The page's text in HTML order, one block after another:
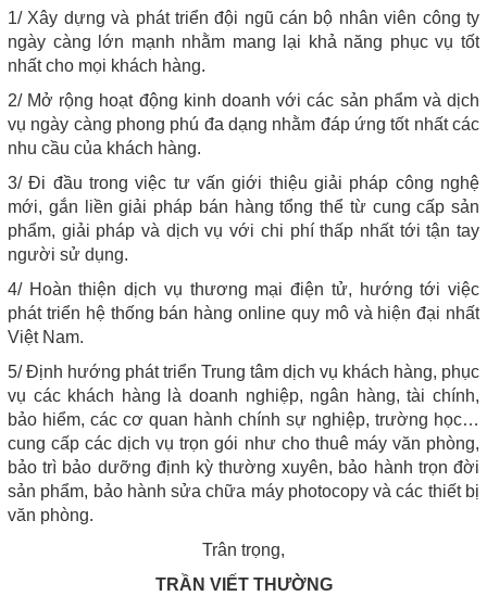
1/ Xây dựng và phát triển đội ngũ cán bộ nhân viên công ty
ngày càng lớn mạnh nhằm mang lại khả năng phục vụ tốt
nhất cho mọi khách hàng.
2/ Mở rộng hoạt động kinh doanh với các sản phẩm và dịch
vụ ngày càng phong phú đa dạng nhằm đáp ứng tốt nhất các
nhu cầu của khách hàng.
3/ Đi đầu trong việc tư vấn giới thiệu giải pháp công nghệ
mới, gắn liền giải pháp bán hàng tổng thể từ cung cấp sản
phẩm, giải pháp và dịch vụ với chi phí thấp nhất tới tận tay
người sử dụng.
4/ Hoàn thiện dịch vụ thương mại điện tử, hướng tới việc
phát triển hệ thống bán hàng online quy mô và hiện đại nhất
Việt Nam.
5/ Định hướng phát triển Trung tâm dịch vụ khách hàng, phục
vụ các khách hàng là doanh nghiệp, ngân hàng, tài chính,
bảo hiểm, các cơ quan hành chính sự nghiệp, trường học…
cung cấp các dịch vụ trọn gói như cho thuê máy văn phòng,
bảo trì bảo dưỡng định kỳ thường xuyên, bảo hành trọn đời
sản phẩm, bảo hành sửa chữa máy photocopy và các thiết bị
văn phòng.
Trân trọng,
TRẦN VIẾT THƯỜNG